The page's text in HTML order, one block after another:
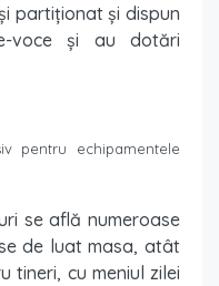
partiţionat şi dispun
voce şi au dotări
pentru echipamentele
se află numeroase
de luat masa, atât
tineri, cu meniul zilei